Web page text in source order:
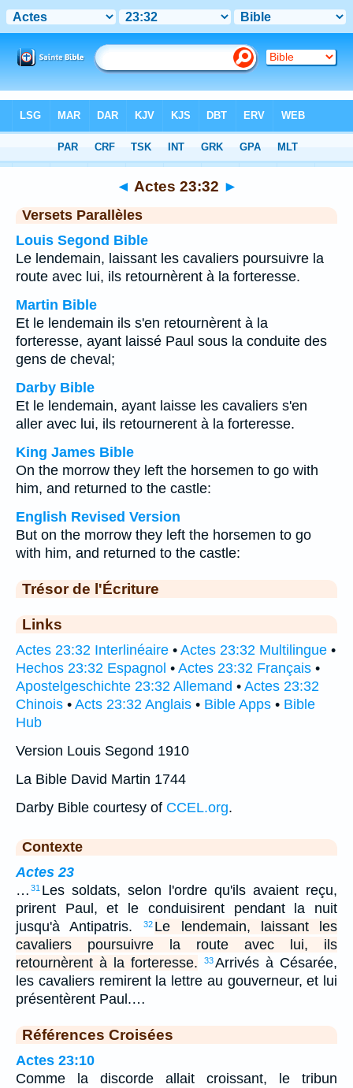
Chapitre 23> Verset 32
◄ Actes 23:32 ►
Versets Parallèles
Louis Segond Bible
Le lendemain, laissant les cavaliers poursuivre la
route avec lui, ils retournèrent à la forteresse.
Martin Bible
Et le lendemain ils s'en retournèrent à la
forteresse, ayant laissé Paul sous la conduite des
gens de cheval;
Darby Bible
Et le lendemain, ayant laisse les cavaliers s'en
aller avec lui, ils retournerent à la forteresse.
King James Bible
On the morrow they left the horsemen to go with
him, and returned to the castle:
English Revised Version
But on the morrow they left the horsemen to go
with him, and returned to the castle:
Trésor de l'Écriture
Links
Actes 23:32 Interlinéaire • Actes 23:32 Multilingue •
Hechos 23:32 Espagnol • Actes 23:32 Français •
Apostelgeschichte 23:32 Allemand • Actes 23:32
Chinois • Acts 23:32 Anglais • Bible Apps • Bible
Hub
Version Louis Segond 1910
La Bible David Martin 1744
Darby Bible courtesy of CCEL.org.
Contexte
Actes 23
… 31 Les soldats, selon l'ordre qu'ils avaient reçu,
prirent Paul, et le conduisirent pendant la nuit
jusqu'à Antipatris.
32 Le lendemain, laissant les
cavaliers poursuivre la route avec lui, ils
retournèrent à la forteresse.
33Arrivés à Césarée,
les cavaliers remirent la lettre au gouverneur, et lui
présentèrent Paul.…
Références Croisées
Actes 23:10
Comme la discorde allait croissant, le tribun